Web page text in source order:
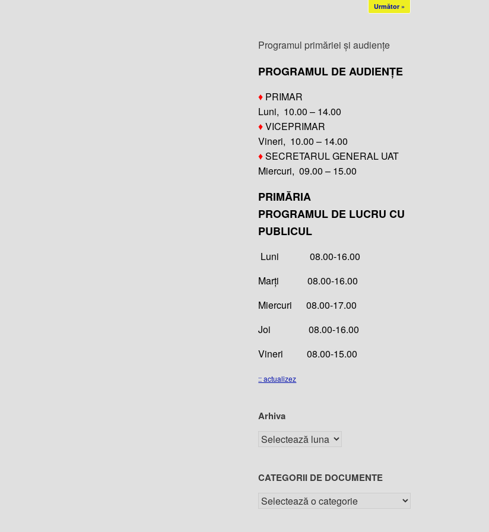
Următor »
Programul primăriei și audiențe
PROGRAMUL DE AUDIENȚE
♦ PRIMAR
Luni, 10.00 – 14.00
♦VICEPRIMAR
Vineri, 10.00 – 14.00
♦SECRETARUL GENERAL UAT
Miercuri, 09.00 – 15.00
PRIMĂRIA
PROGRAMUL DE LUCRU CU
PUBLICUL
Luni 08.00-16.00
Marți 08.00-16.00
Miercuri 08.00-17.00
Joi 08.00-16.00
Vineri 08.00-15.00
:: actualizez
Arhiva
CATEGORII DE DOCUMENTE